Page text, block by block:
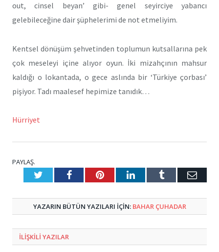
out, cinsel beyan’ gibi- genel seyirciye yabancı
gelebileceğine dair şüphelerimi de not etmeliyim.
Kentsel dönüşüm şehvetinden toplumun kutsallarına pek
çok meseleyi içine alıyor oyun. İki mizahçının mahsur
kaldığı o lokantada, o gece aslında bir ‘Türkiye çorbası’
pişiyor. Tadı maalesef hepimize tanıdık…
Hürriyet
PAYLAŞ.
TwitterFacebookPinterestLinkedInTumblr E-
YAZARIN BÜTÜN YAZILARI IÇIN: BAHAR ÇUHADAR
ILIŞKILI YAZILAR